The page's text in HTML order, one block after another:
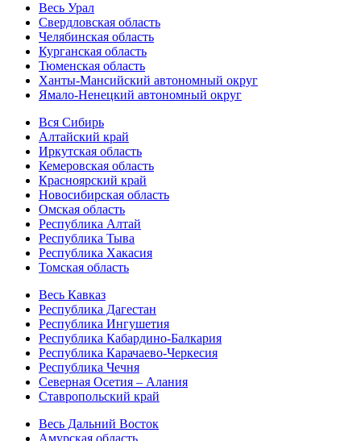
Весь Урал
Свердловская область
Челябинская область
Курганская область
Тюменская область
Ханты-Мансийский автономный округ
Ямало-Ненецкий автономный округ
Вся Сибирь
Алтайский край
Иркутская область
Кемеровская область
Красноярский край
Новосибирская область
Омская область
Республика Алтай
Республика Тыва
Республика Хакасия
Томская область
Весь Кавказ
Республика Дагестан
Республика Ингушетия
Республика Кабардино-Балкария
Республика Карачаево-Черкесия
Республика Чечня
Северная Осетия – Алания
Ставропольский край
Весь Дальний Восток
Амурская область